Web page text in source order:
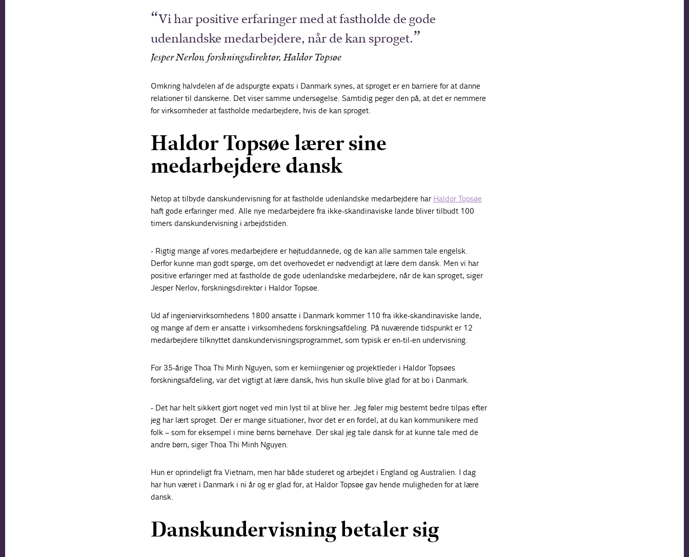
Vi har positive erfaringer med at fastholde de gode
udenlandske medarbejdere, når de kan sproget.
Jesper Nerlov, forskningsdirektør, Haldor Topsøe
Omkring halvdelen af de adspurgte expats i Danmark synes, at sproget er en barriere for at danne
relationer til danskerne. Det viser samme undersøgelse. Samtidig peger den på, at det er nemmere
for virksomheder at fastholde medarbejdere, hvis de kan sproget.
Haldor Topsøe lærer sine
medarbejdere dansk
Netop at tilbyde danskundervisning for at fastholde udenlandske medarbejdere har Haldor Topsøe
haft gode erfaringer med. Alle nye medarbejdere fra ikke-skandinaviske lande bliver tilbudt 100
timers danskundervisning i arbejdstiden.
- Rigtig mange af vores medarbejdere er højtuddannede, og de kan alle sammen tale engelsk.
Derfor kunne man godt spørge, om det overhovedet er nødvendigt at lære dem dansk. Men vi har
positive erfaringer med at fastholde de gode udenlandske medarbejdere, når de kan sproget, siger
Jesper Nerlov, forskningsdirektør i Haldor Topsøe.
Ud af ingeniørvirksomhedens 1800 ansatte i Danmark kommer 110 fra ikke-skandinaviske lande,
og mange af dem er ansatte i virksomhedens forskningsafdeling. På nuværende tidspunkt er 12
medarbejdere tilknyttet danskundervisningsprogrammet, som typisk er en-til-en undervisning.
For 35-årige Thoa Thi Minh Nguyen, som er kemiingeniør og projektleder i Haldor Topsøes
forskningsafdeling, var det vigtigt at lære dansk, hvis hun skulle blive glad for at bo i Danmark.
- Det har helt sikkert gjort noget ved min lyst til at blive her. Jeg føler mig bestemt bedre tilpas efter
jeg har lært sproget. Der er mange situationer, hvor det er en fordel, at du kan kommunikere med
folk – som for eksempel i mine børns børnehave. Der skal jeg tale dansk for at kunne tale med de
andre børn, siger Thoa Thi Minh Nguyen.
Hun er oprindeligt fra Vietnam, men har både studeret og arbejdet i England og Australien. I dag
har hun været i Danmark i ni år og er glad for, at Haldor Topsøe gav hende muligheden for at lære
dansk.
Danskundervisning betaler sig